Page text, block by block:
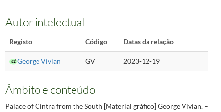
Autor intelectual
Registo Código Datas da relação
George Vivian GV 2023-12-19
Âmbito e conteúdo
Palace of Cintra from the South [Material gráfico] George Vivian. –